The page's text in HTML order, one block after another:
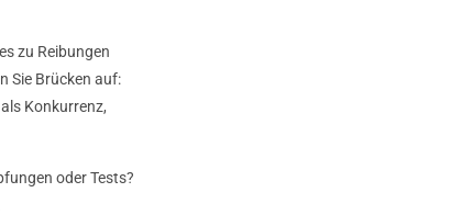
zu Reibungen
Sie Brücken auf:
Konkurrenz,
oder Tests?